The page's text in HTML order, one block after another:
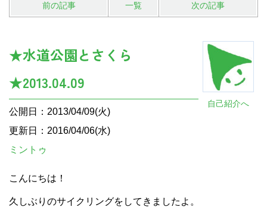
前の記事 一覧 次の記事
自己紹介へ
★水道公園とさくら
★2013.04.09
公開日：2013/04/09(火)
更新日：2016/04/06(水)
ミントゥ
こんにちは！
久しぶりのサイクリングをしてきましたよ。